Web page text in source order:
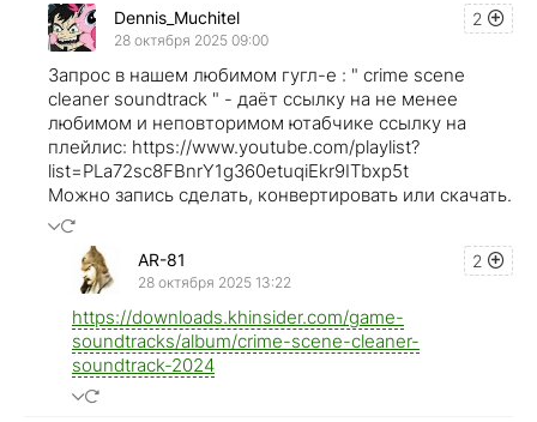
2
Dennis_Muchitel
28 октября 2025 09:00
Запрос в нашем любимом гугл-е : " crime scene
cleaner soundtrack " - даёт ссылку на не менее
любимом и неповторимом ютабчике ссылку на
плейлис: https://www.youtube.com/playlist?
list=PLa72sc8FBnrY1g360etuqiEkr9ITbxp5t
Можно запись сделать, конвертировать или скачать.
2
AR-81
28 октября 2025 13:22
https://downloads.khinsider.com/game-
soundtracks/album/crime-scene-cleaner-
soundtrack-2024